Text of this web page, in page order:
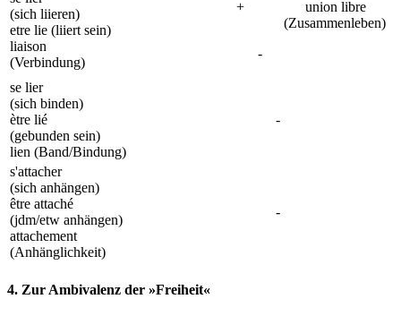
(sich liieren)
etre lie (liiert sein)
liaison
(Verbindung)
+ union libre
(Zusammenleben)
-
se lier
(sich binden)
ètre lié
(gebunden sein)
lien (Band/Bindung)
-
s'attacher
(sich anhängen)
être attaché
(jdm/etw anhängen)
attachement
(Anhänglichkeit)
-
4. Zur Ambivalenz der »Freiheit«